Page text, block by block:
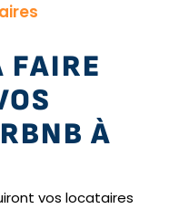
FAIRE
À
vos locataires